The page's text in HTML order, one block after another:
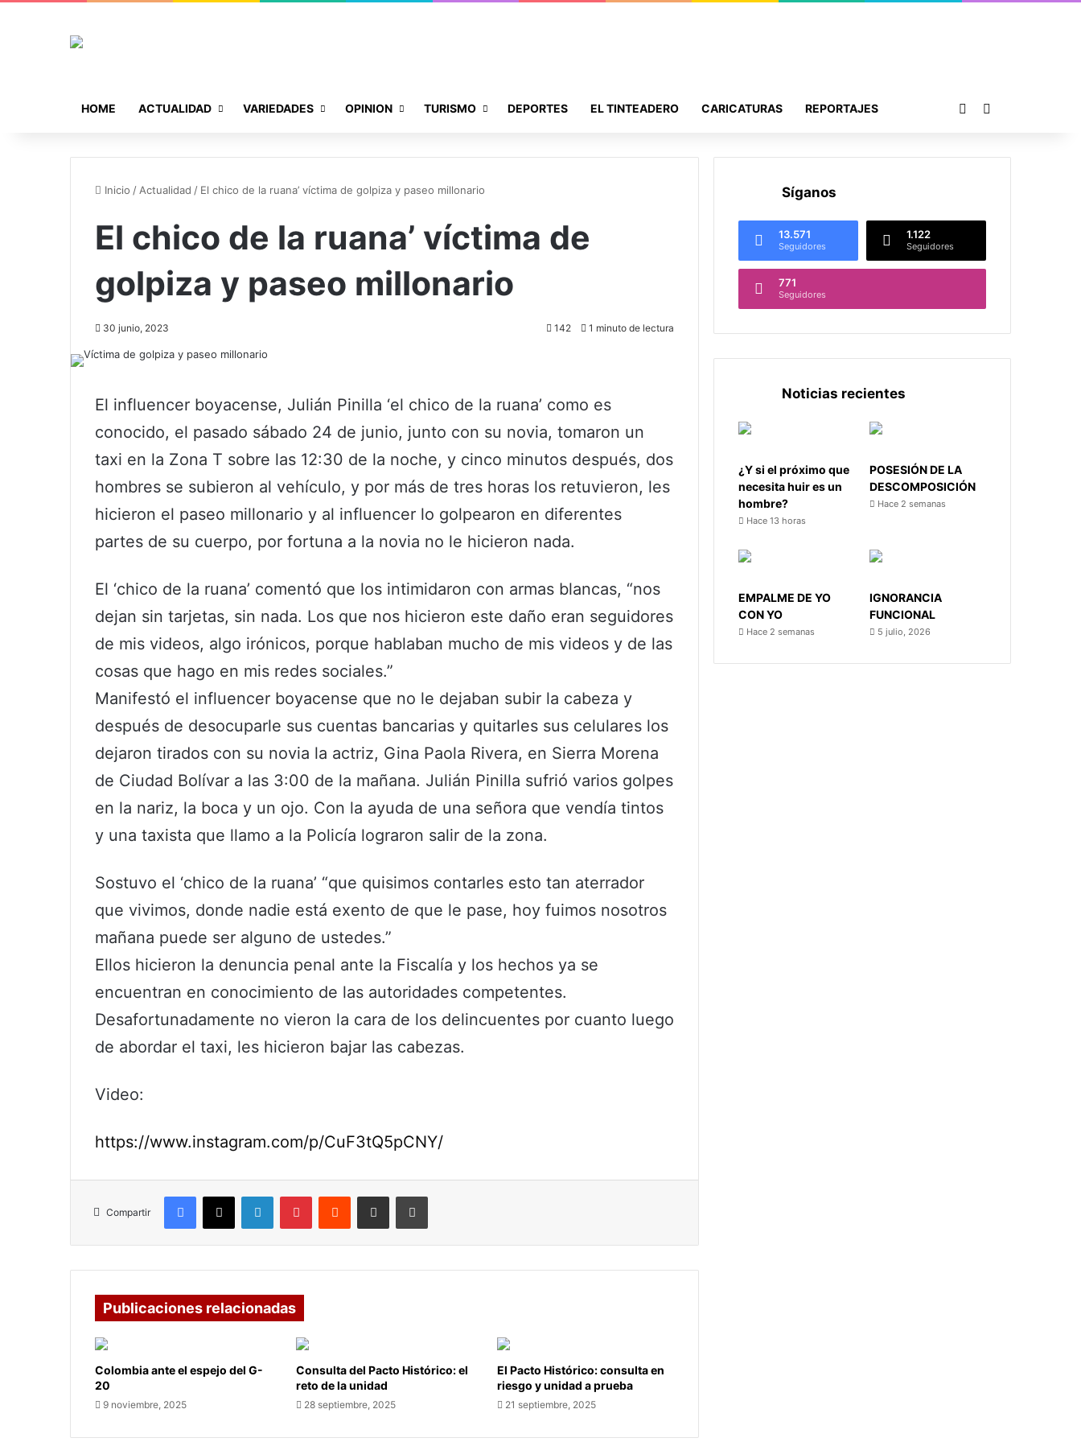
HOME ACTUALIDAD VARIEDADES OPINION TURISMO DEPORTES EL TINTEADERO CARICATURAS REPORTAJES Publicación al azar
Inicio / Actualidad / El chico de la ruana’ víctima de golpiza y paseo millonario
El chico de la ruana’ víctima de
golpiza y paseo millonario
30 junio, 2023 142 1 minuto de lectura
El influencer boyacense, Julián Pinilla ‘el chico de la ruana’ como es
conocido, el pasado sábado 24 de junio, junto con su novia, tomaron un
taxi en la Zona T sobre las 12:30 de la noche, y cinco minutos después, dos
hombres se subieron al vehículo, y por más de tres horas los retuvieron, les
hicieron el paseo millonario y al influencer lo golpearon en diferentes
partes de su cuerpo, por fortuna a la novia no le hicieron nada.
El ‘chico de la ruana’ comentó que los intimidaron con armas blancas, “nos
dejan sin tarjetas, sin nada. Los que nos hicieron este daño eran seguidores
de mis videos, algo irónicos, porque hablaban mucho de mis videos y de las
cosas que hago en mis redes sociales.”
Manifestó el influencer boyacense que no le dejaban subir la cabeza y
después de desocuparle sus cuentas bancarias y quitarles sus celulares los
dejaron tirados con su novia la actriz, Gina Paola Rivera, en Sierra Morena
de Ciudad Bolívar a las 3:00 de la mañana. Julián Pinilla sufrió varios golpes
en la nariz, la boca y un ojo. Con la ayuda de una señora que vendía tintos
y una taxista que llamo a la Policía lograron salir de la zona.
Sostuvo el ‘chico de la ruana’ “que quisimos contarles esto tan aterrador
que vivimos, donde nadie está exento de que le pase, hoy fuimos nosotros
mañana puede ser alguno de ustedes.”
Ellos hicieron la denuncia penal ante la Fiscalía y los hechos ya se
encuentran en conocimiento de las autoridades competentes.
Desafortunadamente no vieron la cara de los delincuentes por cuanto luego
de abordar el taxi, les hicieron bajar las cabezas.
Video:
https://www.instagram.com/p/CuF3tQ5pCNY/
Compartir
Facebook
X LinkedInPinterestReddit Compartir por correo electrónicoImprimir
Publicaciones relacionadas
Colombia ante el espejo del G-
20
9 noviembre, 2025
Consulta del Pacto Histórico: el
reto de la unidad
28 septiembre, 2025
El Pacto Histórico: consulta en
riesgo y unidad a prueba
21 septiembre, 2025
Síganos
13.571
Seguidores
1.122
Seguidores
771
Seguidores
Noticias recientes
¿Y si el próximo que
necesita huir es un
hombre?
Hace 13 horas
POSESIÓN DE LA
DESCOMPOSICIÓN
Hace 2 semanas
EMPALME DE YO
CON YO
Hace 2 semanas
IGNORANCIA
FUNCIONAL
5 julio, 2026